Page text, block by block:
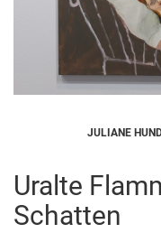
JULIANE
Uralte
Schatten